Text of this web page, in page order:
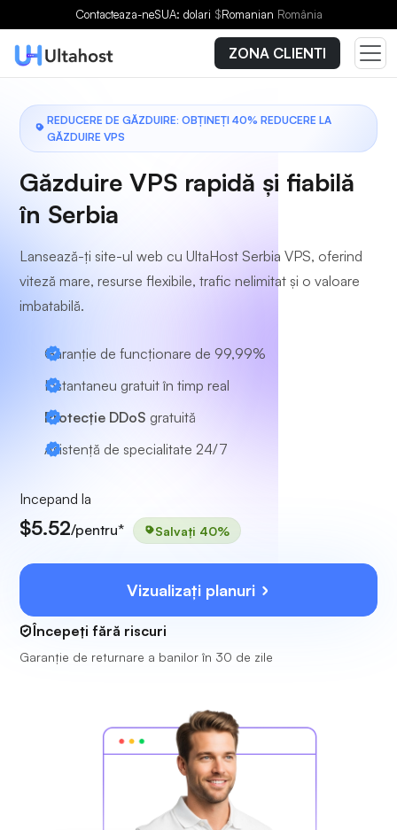
Contacteaza-neSUA: dolari $Romanian România
ZONA CLIENTI
REDUCERE DE GĂZDUIRE: OBȚINEȚI 40% REDUCERE LA
GĂZDUIRE VPS
Găzduire VPS rapidă și fiabilă
în Serbia
Lansează-ți site-ul web cu UltaHost Serbia VPS, oferind
viteză mare, resurse flexibile, trafic nelimitat și o valoare
imbatabilă.
Garanție de funcționare de 99,99%
Instantaneu gratuit în timp real
Protecție DDoS gratuită
Asistență de specialitate 24/7
Incepand la
$5.52/pentru* Salvați 40%
Vizualizați planuri
Începeți fără riscuri
Garanție de returnare a banilor în 30 de zile